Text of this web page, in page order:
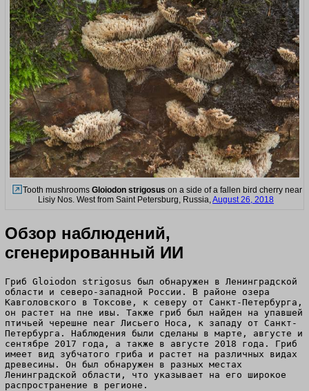
Tooth mushrooms Gloiodon strigosus on a side of a fallen bird cherry near
Lisiy Nos. West from Saint Petersburg, Russia,August 26, 2018
Обзор наблюдений,
сгенерированный ИИ
Гриб Gloiodon strigosus был обнаружен в Ленинградской
области и северо-западной России. В районе озера
Кавголовского в Токсове, к северу от Санкт-Петербурга,
он растет на пне ивы. Также гриб был найден на упавшей
птичьей черешне near Лисьего Носа, к западу от Санкт-
Петербурга. Наблюдения были сделаны в марте, августе и
сентябре 2017 года, а также в августе 2018 года. Гриб
имеет вид зубчатого гриба и растет на различных видах
древесины. Он был обнаружен в разных местах
Ленинградской области, что указывает на его широкое
распространение в регионе.